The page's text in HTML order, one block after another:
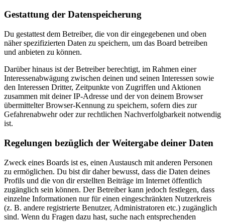
Gestattung der Datenspeicherung
Du gestattest dem Betreiber, die von dir eingegebenen und oben
näher spezifizierten Daten zu speichern, um das Board betreiben
und anbieten zu können.
Darüber hinaus ist der Betreiber berechtigt, im Rahmen einer
Interessenabwägung zwischen deinen und seinen Interessen sowie
den Interessen Dritter, Zeitpunkte von Zugriffen und Aktionen
zusammen mit deiner IP-Adresse und der von deinem Browser
übermittelter Browser-Kennung zu speichern, sofern dies zur
Gefahrenabwehr oder zur rechtlichen Nachverfolgbarkeit notwendig
ist.
Regelungen bezüglich der Weitergabe deiner Daten
Zweck eines Boards ist es, einen Austausch mit anderen Personen
zu ermöglichen. Du bist dir daher bewusst, dass die Daten deines
Profils und die von dir erstellten Beiträge im Internet öffentlich
zugänglich sein können. Der Betreiber kann jedoch festlegen, dass
einzelne Informationen nur für einen eingeschränkten Nutzerkreis
(z. B. andere registrierte Benutzer, Administratoren etc.) zugänglich
sind. Wenn du Fragen dazu hast, suche nach entsprechenden